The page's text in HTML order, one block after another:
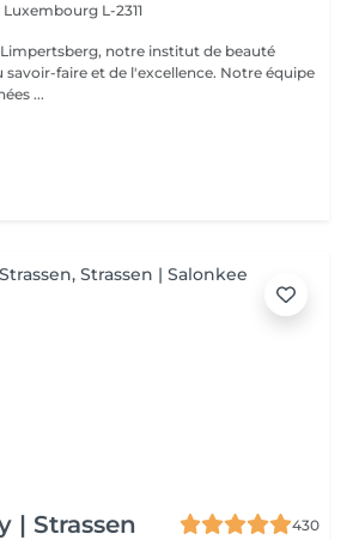
Luxembourg L-2311
notre institut de beauté
faire et de l'excellence. Notre équipe
...
| Strassen
430